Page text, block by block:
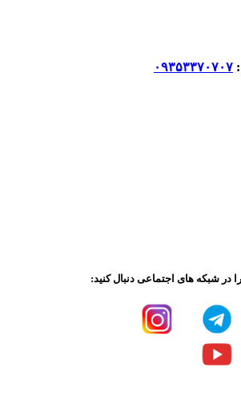
۰۹۳۵۳۳۷۰۷۰۷
در شبکه های اجتماعی دنبال کنید: